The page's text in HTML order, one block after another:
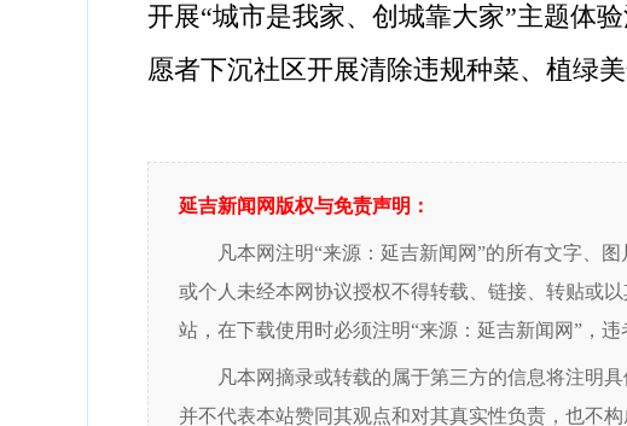
开展“城市是我家、创城靠大家”主题体
愿者下沉社区开展清除违规种菜、植绿
延吉新闻网版权与免责声明：
凡本网注明“来源：延吉新闻网”的所有文字、
或个人未经本网协议授权不得转载、链接、转贴或
站，在下载使用时必须注明“来源：延吉新闻网”，违
凡本网摘录或转载的属于第三方的信息将注明
并不代表本站赞同其观点和对其真实性负责，也不